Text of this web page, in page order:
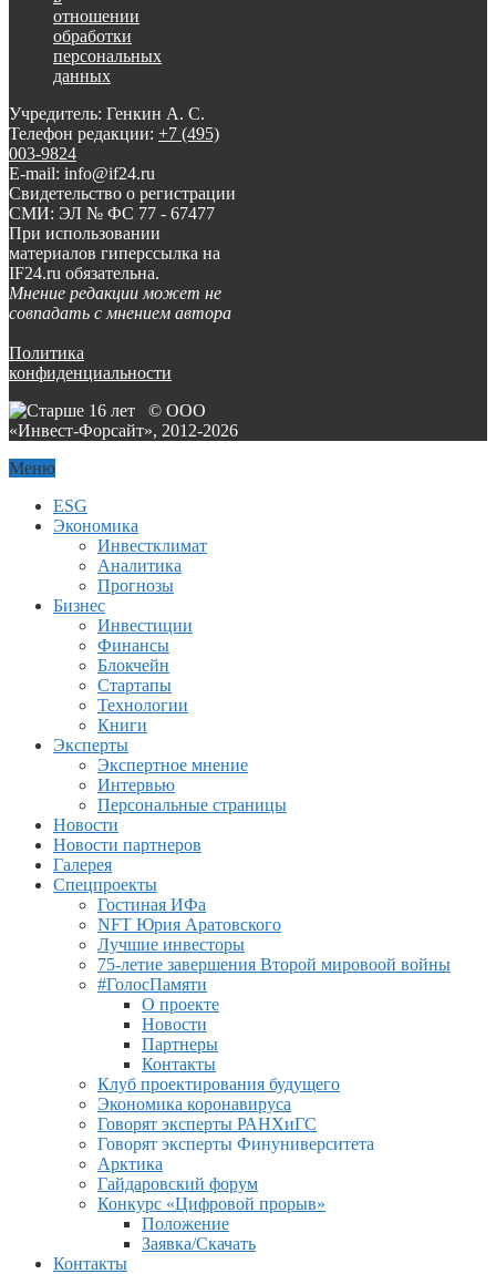
отношении
обработки
персональных
данных
Учредитель: Генкин А. С.
Телефон редакции: +7 (495)
003-9824
E-mail: info@if24.ru
Свидетельство о регистрации
СМИ: ЭЛ № ФС 77 - 67477
При использовании
материалов гиперссылка на
IF24.ru обязательна.
Мнение редакции может не
совпадать с мнением автора
Политика
конфиденциальности
© ООО
«Инвест-Форсайт», 2012-2026
Меню
ESG
Экономика
Инвестклимат
Аналитика
Прогнозы
Бизнес
Инвестиции
Финансы
Блокчейн
Стартапы
Технологии
Книги
Эксперты
Экспертное мнение
Интервью
Персональные страницы
Новости
Новости партнеров
Галерея
Спецпроекты
Гостиная ИФа
NFT Юрия Аратовского
Лучшие инвесторы
75-летие завершения Второй мировоой войны
#ГолосПамяти
О проекте
Новости
Партнеры
Контакты
Клуб проектирования будущего
Экономика коронавируса
Говорят эксперты РАНХиГС
Говорят эксперты Финуниверситета
Арктика
Гайдаровский форум
Конкурс «Цифровой прорыв»
Положение
Заявка/Скачать
Контакты